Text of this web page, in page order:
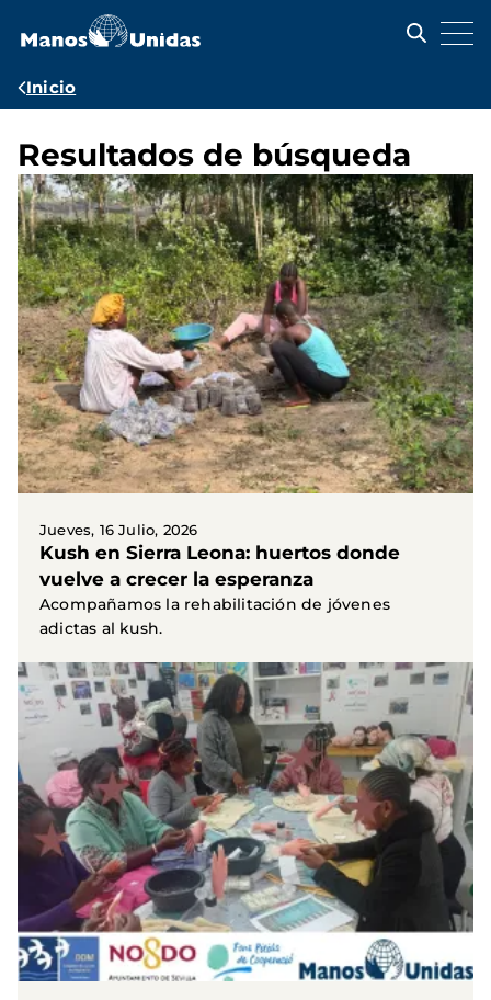
contenido
Ruta
navegación
Inicio
Resultados de búsqueda
Jueves, 16 Julio, 2026
Kush en Sierra Leona: huertos donde
vuelve a crecer la esperanza
Acompañamos la rehabilitación de jóvenes
adictas al kush.